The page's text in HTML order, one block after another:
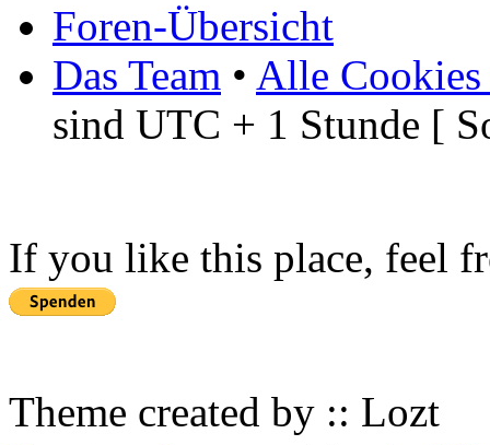
Foren-Übersicht
Das Team • Alle Cookies
sind UTC + 1 Stunde [
If you like this place, feel
Theme created by :: Lozt